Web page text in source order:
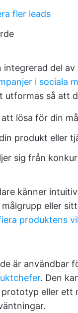
fler leads
integrerad del av
i sociala
utformas så att
lösa för din
produkt eller
sig från
känner
eller
produktens
är användbar
. Den
prototyp eller ett